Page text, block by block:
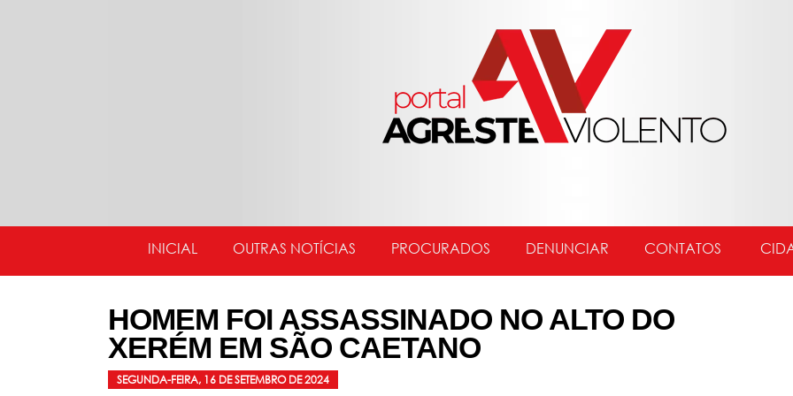
INICIAL OUTRAS NOTÍCIAS PROCURADOS DENUNCIAR CONTATOS
HOMEM FOI ASSASSINADO NO ALTO DO
XERÉM EM SÃO CAETANO
SEGUNDA-FEIRA, 16 DE SETEMBRO DE 2024